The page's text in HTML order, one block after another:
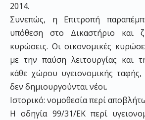
2014.
Συνεπώς, η Επιτροπή
υπόθεση στο Δικαστήριο και
κυρώσεις. Οι οικονομικές
με την παύση λειτουργίας και
κάθε χώρου υγειονομικής
δεν δημιουργούνται νέοι.
Ιστορικό: νομοθεσία περί
Η οδηγία 99/31/EΚ περί